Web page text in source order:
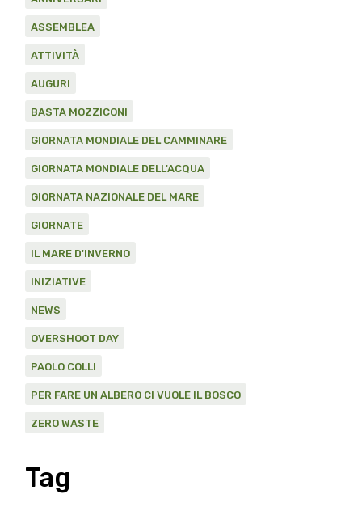
ASSEMBLEA
ATTIVITÀ
AUGURI
BASTA MOZZICONI
GIORNATA MONDIALE DEL CAMMINARE
GIORNATA MONDIALE DELL'ACQUA
GIORNATA NAZIONALE DEL MARE
GIORNATE
IL MARE D'INVERNO
INIZIATIVE
NEWS
OVERSHOOT DAY
PAOLO COLLI
PER FARE UN ALBERO CI VUOLE IL BOSCO
ZERO WASTE
Tag